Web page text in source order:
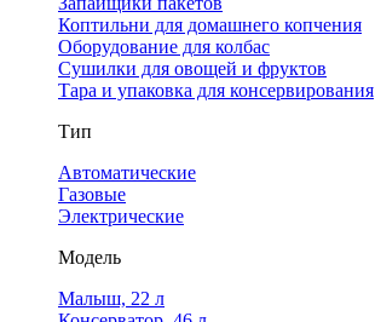
Коптильни для домашнего копчения
Оборудование для колбас
Сушилки для овощей и фруктов
Тара и упаковка для консервирования
Тип
Автоматические
Газовые
Электрические
Модель
Малыш, 22 л